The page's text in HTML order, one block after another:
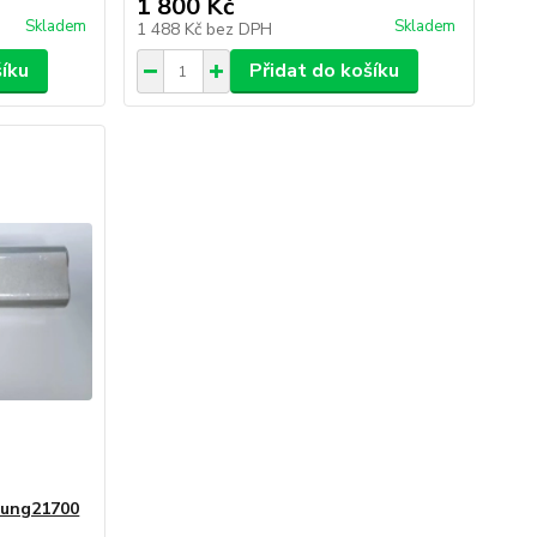
Skladem
1 800 Kč
1 488 Kč bez DPH Skladem
Přidat do košíku